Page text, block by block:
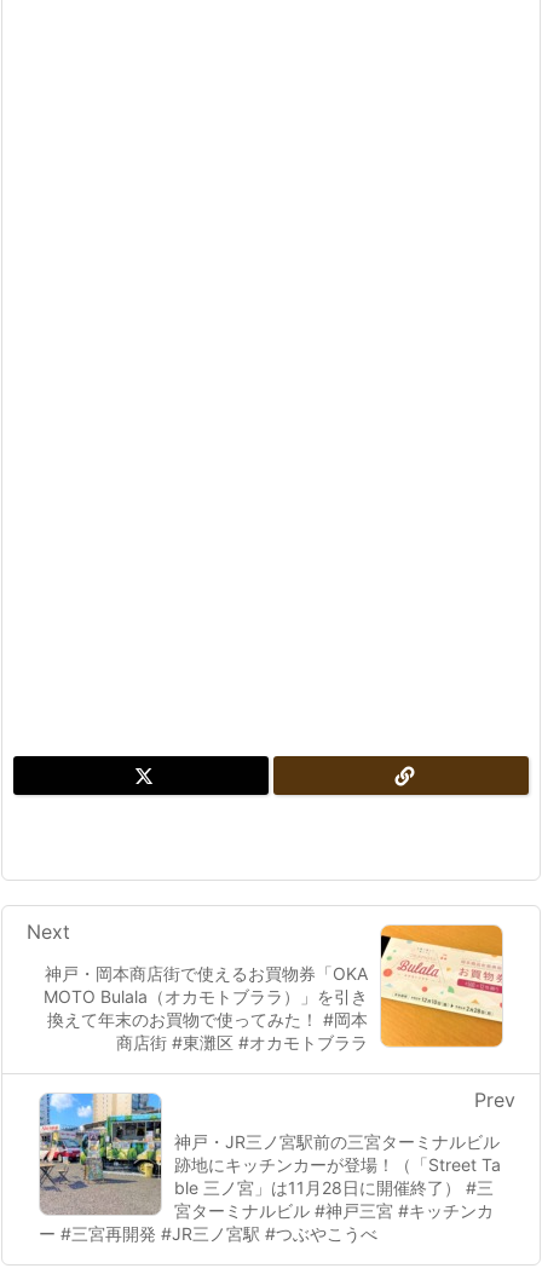
神戸・岡本商店街で使えるお買物券「OKA
MOTO Bulala（オカモトブララ）」を引き
換えて年末のお買物で使ってみた！ #岡本
商店街 #東灘区 #オカモトブララ
Next
神戸・JR三ノ宮駅前の三宮ターミナルビル
跡地にキッチンカーが登場！（「Street Ta
ble 三ノ宮」は11月28日に開催終了） #三
宮ターミナルビル #神戸三宮 #キッチンカ
ー #三宮再開発 #JR三ノ宮駅 #つぶやこうべ
Prev